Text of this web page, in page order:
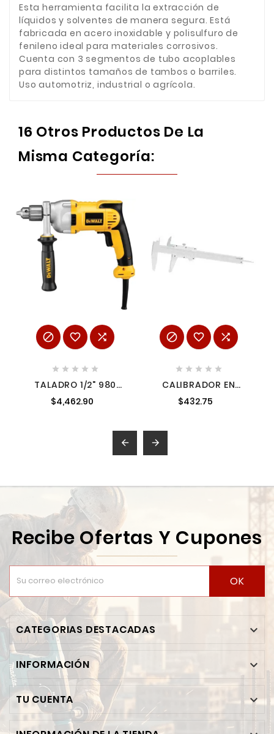
Esta herramienta facilita la extracción de
líquidos y solventes de manera segura. Está
fabricada en acero inoxidable y polisulfuro de
fenileno ideal para materiales corrosivos.
Cuenta con 3 segmentos de tubo acoplables
para distintos tamaños de tambos o barriles.
Uso automotriz, industrial o agrícola.
16 Otros Productos De La
Misma Categoría:
  
    
TALADRO 1/2" 980
WATTS 1200RPM 10
AMP DEWALT
$4,462.90
  
    
CALIBRADOR EN
PULGADAS Y
MILÍMETROS VERNIER
$432.75
 
Recibe Ofertas Y Cupones
OK
CATEGORIAS DESTACADAS 
INFORMACIÓN 
TU CUENTA 